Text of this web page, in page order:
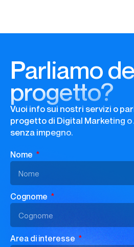
Parliamo
progetto?
Vuoi info sui nostri servizi o
progetto di Digital Marketing
senza impegno.
Nome
Cognome
Area di interesse